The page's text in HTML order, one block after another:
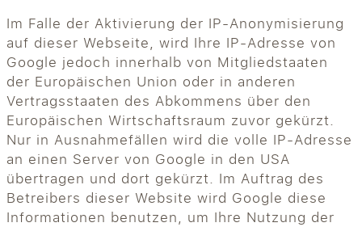
Im Falle der Aktivierung der IP-Anonymisierung
auf dieser Webseite, wird Ihre IP-Adresse von
Google jedoch innerhalb von Mitgliedstaaten
der Europäischen Union oder in anderen
Vertragsstaaten des Abkommens über den
Europäischen Wirtschaftsraum zuvor gekürzt.
Nur in Ausnahmefällen wird die volle IP-Adresse
an einen Server von Google in den USA
übertragen und dort gekürzt. Im Auftrag des
Betreibers dieser Website wird Google diese
Informationen benutzen, um Ihre Nutzung der